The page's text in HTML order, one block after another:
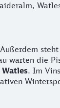
warten die
. Im